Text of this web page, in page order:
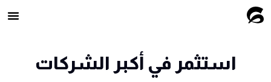
استثمر في أكبر الشركات